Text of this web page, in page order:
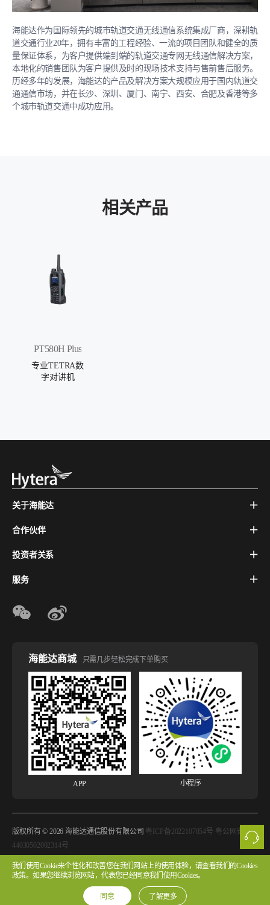
IP68级防尘防水标准，良好的密封性保证内部元件不受侵
公安无线通信系统，筑牢安全防范屏障
长沙地铁6号线350MHz公安无线通信系统是公安调度指挥中
心和地铁值班民警、车站巡逻民警之间建立通信的重要手
段，实现地面、地铁“上下一张网“的统一调度。在维护大型
海能达作为国际领先的城市轨道交通无线通信系统集成厂商，深耕轨
道交通行业20年，拥有丰富的工程经验、一流的项目团队和健全的质
量保证体系，为客户提供端到端的轨道交通专网无线通信解决方案，
本地化的销售团队为客户提供及时的现场技术支持与售前售后服务。
历经多年的发展，海能达的产品及解决方案大规模应用于国内轨道交
通通信市场，并在长沙、深圳、厦门、南宁、西安、合肥及香港等多
个城市轨道交通中成功应用。
相关产品
PT580H Plus
专业TETRA数
字对讲机
关于海能达
合作伙伴
投资者关系
服务
海能达商城 只需几步轻松完成下单购买
APP 小程序
版权所有 © 2026 海能达通信股份有限公司 粤ICP备2022107854号 粤公网安备
44030502002314号
法律声明 网站使用声明 隐私政策 Cookie政策
版权声明
许可协议
我们使用Cookie来个性化和改善您在我们网站上的使用体验，请查看我们的Cookies
政策。如果您继续浏览网站，代表您已经同意我们使用Cookies。
同意 了解更多